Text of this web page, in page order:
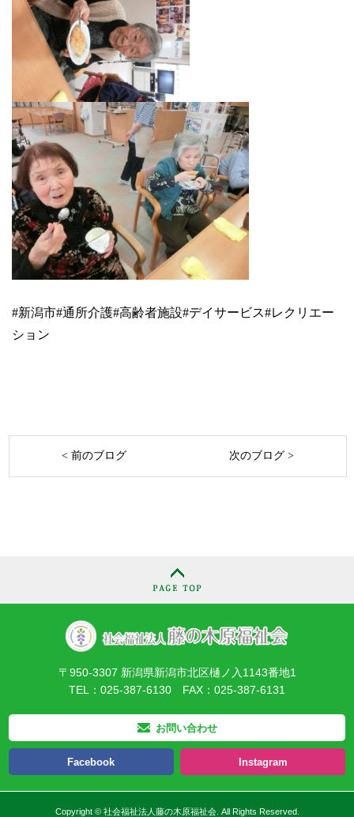
#新潟市#通所介護#高齢者施設#デイサービス#レクリエー
ション
< 前のブログ 次のブログ >
〒950-3307 新潟県新潟市北区樋ノ入1143番地1
TEL：025-387-6130 FAX：025-387-6131
お問い合わせ
Facebook Instagram
Copyright © 社会福祉法人藤の木原福祉会. All Rights Reserved.